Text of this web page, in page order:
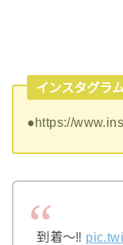
インスタグラ
●https://
到着〜‼